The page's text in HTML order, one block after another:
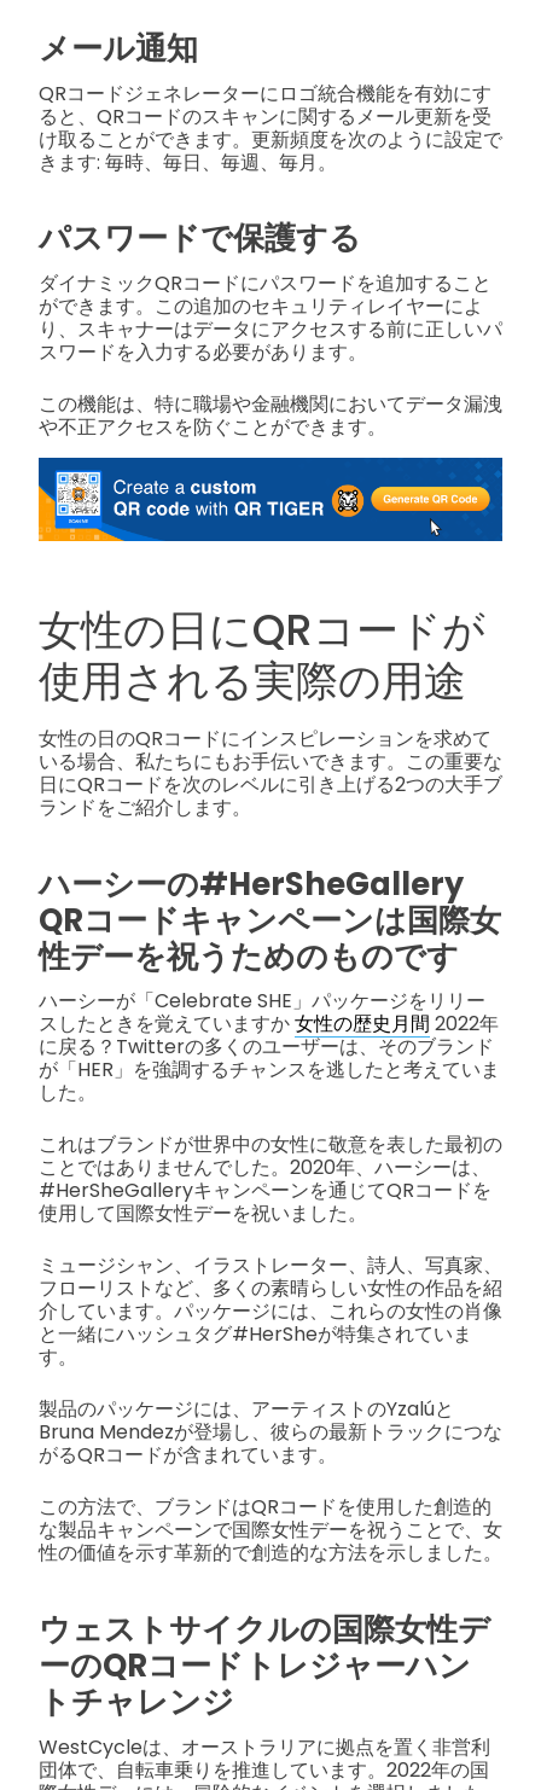
メール通知
QRコードジェネレーターにロゴ統合機能を有効にす
ると、QRコードのスキャンに関するメール更新を受
け取ることができます。更新頻度を次のように設定で
きます: 毎時、毎日、毎週、毎月。
パスワードで保護する
ダイナミックQRコードにパスワードを追加すること
ができます。この追加のセキュリティレイヤーによ
り、スキャナーはデータにアクセスする前に正しいパ
スワードを入力する必要があります。
この機能は、特に職場や金融機関においてデータ漏洩
や不正アクセスを防ぐことができます。
女性の日にQRコードが
使用される実際の用途
女性の日のQRコードにインスピレーションを求めて
いる場合、私たちにもお手伝いできます。この重要な
日にQRコードを次のレベルに引き上げる2つの大手ブ
ランドをご紹介します。
ハーシーの#HerSheGallery
QRコードキャンペーンは国際女
性デーを祝うためのものです
ハーシーが「Celebrate SHE」パッケージをリリー
スしたときを覚えていますか女性の歴史月間 2022年
に戻る？Twitterの多くのユーザーは、そのブランド
が「HER」を強調するチャンスを逃したと考えていま
した。
これはブランドが世界中の女性に敬意を表した最初の
ことではありませんでした。2020年、ハーシーは、
#HerSheGalleryキャンペーンを通じてQRコードを
使用して国際女性デーを祝いました。
ミュージシャン、イラストレーター、詩人、写真家、
フローリストなど、多くの素晴らしい女性の作品を紹
介しています。パッケージには、これらの女性の肖像
と一緒にハッシュタグ#HerSheが特集されていま
す。
製品のパッケージには、アーティストのYzalúと
Bruna Mendezが登場し、彼らの最新トラックにつな
がるQRコードが含まれています。
この方法で、ブランドはQRコードを使用した創造的
な製品キャンペーンで国際女性デーを祝うことで、女
性の価値を示す革新的で創造的な方法を示しました。
ウェストサイクルの国際女性デ
ーのQRコードトレジャーハン
トチャレンジ
WestCycleは、オーストラリアに拠点を置く非営利
団体で、自転車乗りを推進しています。2022年の国